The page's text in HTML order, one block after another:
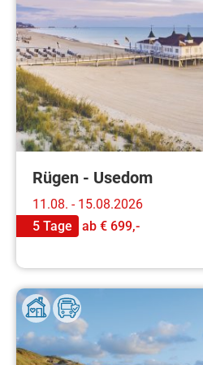
Rügen - Usedom
11.08. - 15.08.2026
5 Tage
ab € 699,-